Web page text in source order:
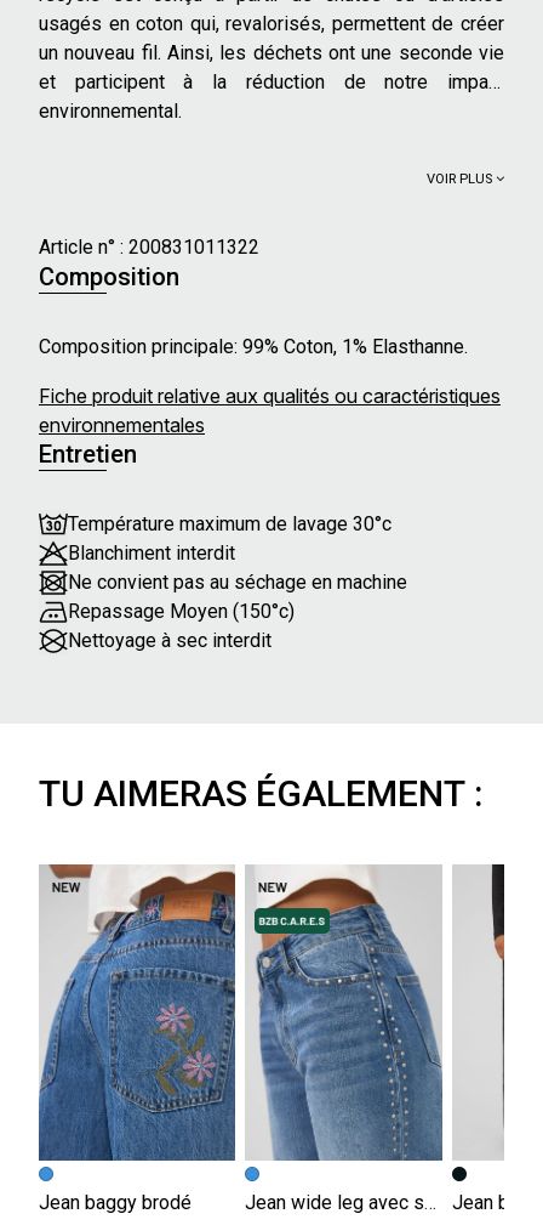
usagés en coton qui, revalorisés, permettent de créer
un nouveau fil. Ainsi, les déchets ont une seconde vie
et participent à la réduction de notre impact
environnemental.
VOIR PLUS
Article n° : 200831011322
Composition
Composition principale: 99% Coton, 1% Elasthanne.
Fiche produit relative aux qualités ou caractéristiques
environnementales
Entretien
Température maximum de lavage 30°c
Blanchiment interdit
Ne convient pas au séchage en machine
Repassage Moyen (150°c)
Nettoyage à sec interdit
TU AIMERAS ÉGALEMENT :
Jean baggy brodé
Jean wide leg avec studs
Jean